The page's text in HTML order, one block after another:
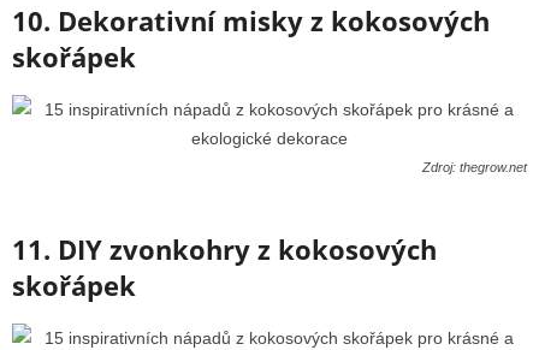
10. Dekorativní misky z kokosových
skořápek
Zdroj: thegrow.net
11. DIY zvonkohry z kokosových
skořápek